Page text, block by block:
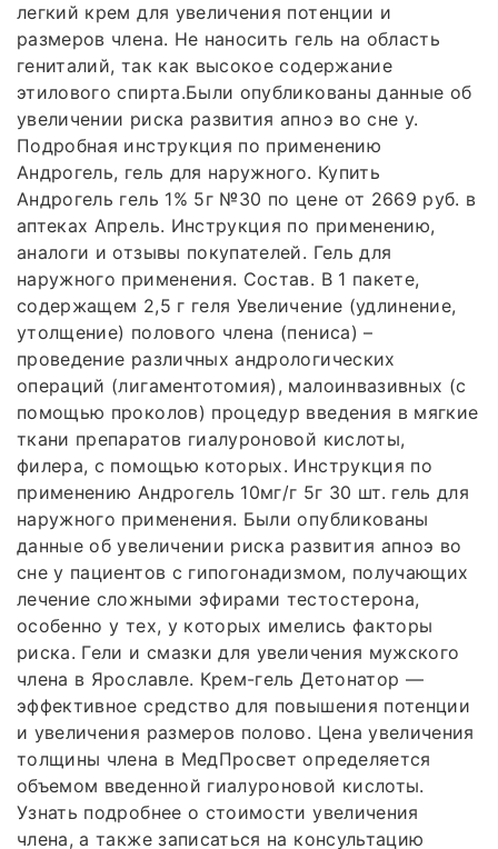
легкий крем для увеличения потенции и
размеров члена. Не наносить гель на область
гениталий, так как высокое содержание
этилового спирта.Были опубликованы данные об
увеличении риска развития апноэ во сне у.
Подробная инструкция по применению
Андрогель, гель для наружного. Купить
Андрогель гель 1% 5г №30 по цене от 2669 руб. в
аптеках Апрель. Инструкция по применению,
аналоги и отзывы покупателей. Гель для
наружного применения. Состав. В 1 пакете,
содержащем 2,5 г геля Увеличение (удлинение,
утолщение) полового члена (пениса) –
проведение различных андрологических
операций (лигаментотомия), малоинвазивных (с
помощью проколов) процедур введения в мягкие
ткани препаратов гиалуроновой кислоты,
филера, с помощью которых. Инструкция по
применению Андрогель 10мг/г 5г 30 шт. гель для
наружного применения. Были опубликованы
данные об увеличении риска развития апноэ во
сне у пациентов с гипогонадизмом, получающих
лечение сложными эфирами тестостерона,
особенно у тех, у которых имелись факторы
риска. Гели и смазки для увеличения мужского
члена в Ярославле. Крем-гель Детонатор —
эффективное средство для повышения потенции
и увеличения размеров полово. Цена увеличения
толщины члена в МедПросвет определяется
объемом введенной гиалуроновой кислоты.
Узнать подробнее о стоимости увеличения
члена, а также записаться на консультацию